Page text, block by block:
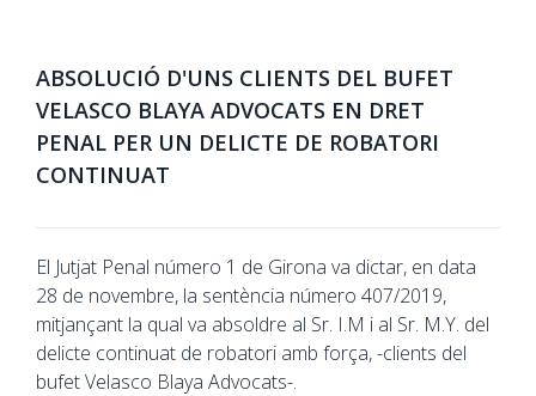
ABSOLUCIÓ D'UNS CLIENTS DEL BUFET
VELASCO BLAYA ADVOCATS EN DRET
PENAL PER UN DELICTE DE ROBATORI
CONTINUAT
El Jutjat Penal número 1 de Girona va dictar, en data
28 de novembre, la sentència número 407/2019,
mitjançant la qual va absoldre al Sr. I.M i al Sr. M.Y. del
delicte continuat de robatori amb força, -clients del
bufet Velasco Blaya Advocats-.